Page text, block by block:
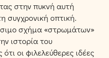
στην πυκνή αυτή
συγχρονική οπτική.
σχήμα «στρωμάτων»
ιστορία του
οι φιλελεύθερες ιδέες